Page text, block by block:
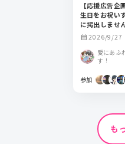
【応援広告
生日をお祝い
に掲出しませ
calendar_month 2026/9/27
愛にあふ
す！
参加
も